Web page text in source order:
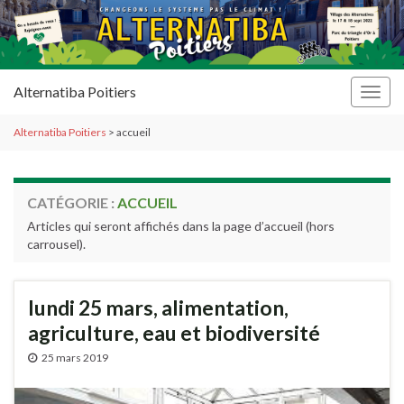
Alternatiba Poitiers
Alternatiba Poitiers > accueil
CATÉGORIE : ACCUEIL
Articles qui seront affichés dans la page d’accueil (hors
carrousel).
lundi 25 mars, alimentation,
agriculture, eau et biodiversité
25 mars 2019